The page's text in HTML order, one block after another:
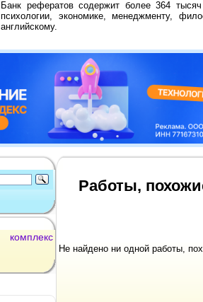
Банк рефератов содержит более 364
психологии, экономике, менеджменту,
английскому.
комплекс
Работы,
Не найдено ни одной работы,